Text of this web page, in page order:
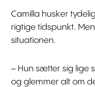
Camilla husker
rigtige tidspunkt.
situationen.
– Hun sætter sig lige
og glemmer alt om